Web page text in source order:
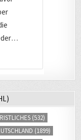
(1899)
EUROPA(1650)
(253)